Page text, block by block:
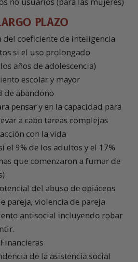
PLAZO
coeficiente de inteligencia
si el uso prolongado
años de adolescencia)
escolar y mayor
de abandono
pensar y en la capacidad para
a cabo tareas complejas
con la vida
el 9% de los adultos y el 17%
que comenzaron a fumar de
del abuso de opiáceos
pareja, violencia de pareja
antisocial incluyendo robar
de la asistencia social